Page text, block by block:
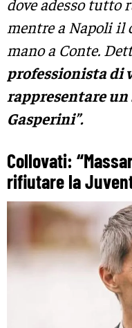
dove adesso tutto
mentre a Napoli il
mano a Conte.
professionista di
rappresentare
Gasperini”.
Collovati:
rifiutare la